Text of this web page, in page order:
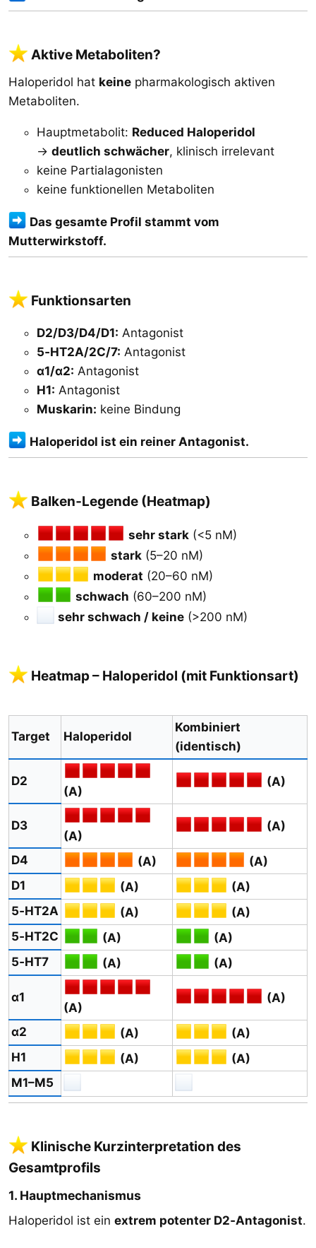
Aktive Metaboliten?​
Haloperidol hat keine pharmakologisch aktiven
Metaboliten.
Hauptmetabolit: Reduced Haloperidol
→ deutlich schwächer, klinisch irrelevant
keine Partialagonisten
keine funktionellen Metaboliten
Das gesamte Profil stammt vom
Mutterwirkstoff.
Funktionsarten​
D2/D3/D4/D1: Antagonist
5‑HT2A/2C/7: Antagonist
α1/α2: Antagonist
H1: Antagonist
Muskarin: keine Bindung
Haloperidol ist ein reiner Antagonist.
Balken‑Legende (Heatmap)​
sehr stark(<5 nM)
stark(5–20 nM)
moderat (20–60 nM)
schwach (60–200 nM)
sehr schwach / keine(>200 nM)
Heatmap – Haloperidol (mit Funktionsart)​
Target Haloperidol
Kombiniert
(identisch)
D2
(A)
(A)
D3
(A)
(A)
D4 (A)
(A)
D1
(A)
(A)
5‑HT2A
(A)
(A)
5‑HT2C
(A)
(A)
5‑HT7
(A) (A)
α1
(A)
(A)
α2 (A)
(A)
H1
(A)
(A)
M1–M5
Klinische Kurzinterpretation des
Gesamtprofils
1. Hauptmechanismus
Haloperidol ist ein extrem potenter D2‑Antagonist.